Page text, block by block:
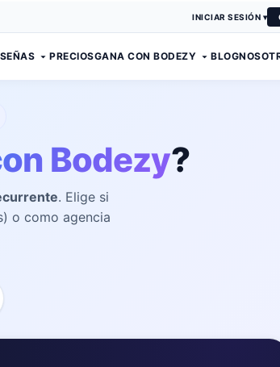
INICIAR SESIÓN ▾
PRECIOSGANA CON BODEZY BLOG
Bodezy?
. Elige si
o como agencia